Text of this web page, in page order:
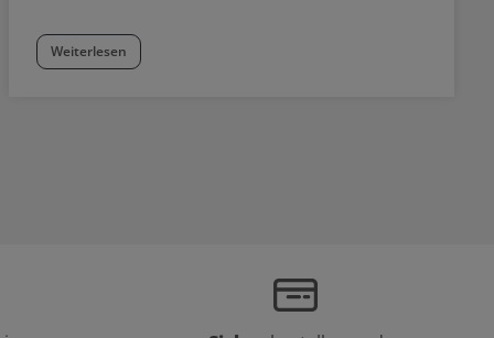
Weiterlesen